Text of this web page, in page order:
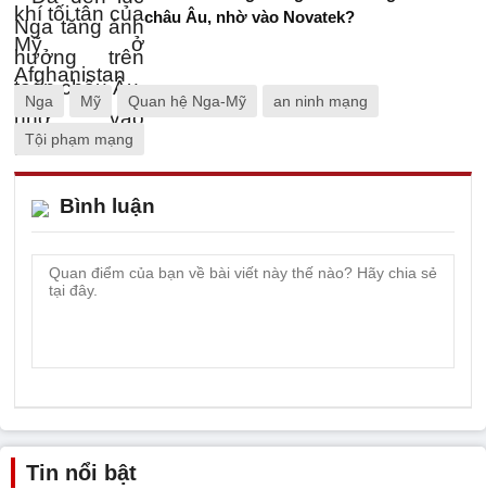
châu Âu, nhờ vào Novatek?
Nga Mỹ Quan hệ Nga-Mỹ an ninh mạng
Tội phạm mạng
Bình luận
Tin nổi bật